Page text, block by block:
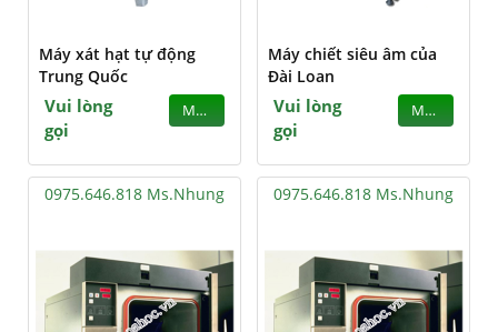
Máy xát hạt tự động
Trung Quốc
Vui lòng
gọi
MUA
Máy chiết siêu âm của
Đài Loan
Vui lòng
gọi
MUA
0975.646.818 Ms.Nhung 0975.646.818 Ms.Nhung